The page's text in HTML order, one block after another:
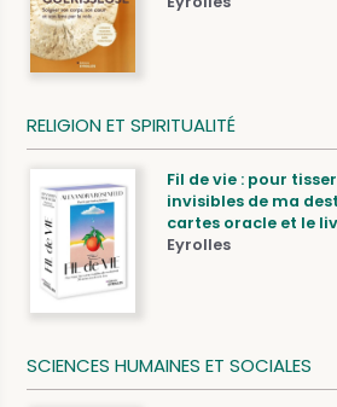
RELIGION ET SPIRITUALITÉ
Fil de vie : pour
invisibles de ma
cartes oracle et le
Eyrolles
SCIENCES HUMAINES ET SOCIALES